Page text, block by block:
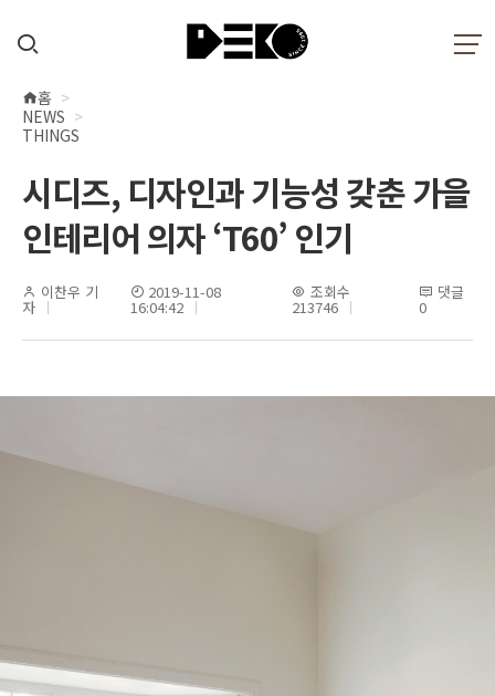
현
재
치
홈
NEWS
THINGS
시디즈, 디자인과 기능성 갖춘 가을
인테리어 의자 ‘T60’ 인기
이찬우 기
자
2019-11-08
16:04:42
조회수
213746
댓글
0